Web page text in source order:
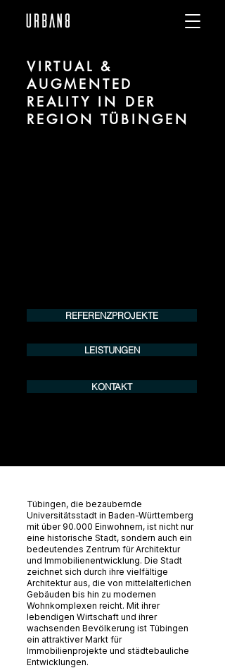
VIRTUAL &
AUGMENTED
REALITY IN DER
REGION TÜBINGEN
REFERENZPROJEKTE
LEISTUNGEN
KONTAKT
Tübingen, die bezaubernde
Universitätsstadt in Baden-Württemberg
mit über 90.000 Einwohnern, ist nicht nur
eine historische Stadt, sondern auch ein
bedeutendes Zentrum für Architektur
und Immobilienentwicklung. Die Stadt
zeichnet sich durch ihre vielfältige
Architektur aus, die von mittelalterlichen
Gebäuden bis hin zu modernen
Wohnkomplexen reicht. Mit ihrer
lebendigen Wirtschaft und ihrer
wachsenden Bevölkerung ist Tübingen
ein attraktiver Markt für
Immobilienprojekte und städtebauliche
Entwicklungen.